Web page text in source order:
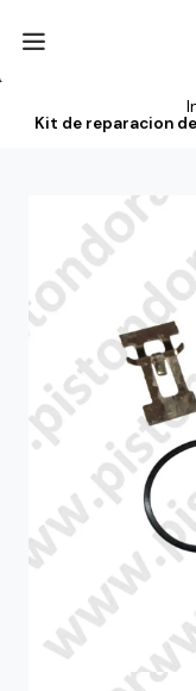
Aprovecha Compra
sintetico y el filtro de
Kit de reparacion